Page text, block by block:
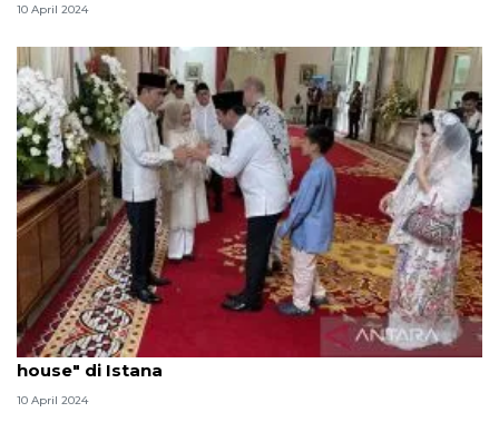
10 April 2024
Presiden Jokowi sambut para tamu peserta "open
house" di Istana
10 April 2024